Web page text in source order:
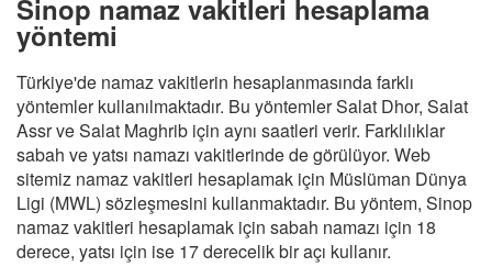
Sinop namaz vakitleri hesaplama
yöntemi
Türkiye'de namaz vakitlerin hesaplanmasında farklı
yöntemler kullanılmaktadır. Bu yöntemler Salat Dhor, Salat
Assr ve Salat Maghrib için aynı saatleri verir. Farklılıklar
sabah ve yatsı namazı vakitlerinde de görülüyor. Web
sitemiz namaz vakitleri hesaplamak için Müslüman Dünya
Ligi (MWL) sözleşmesini kullanmaktadır. Bu yöntem, Sinop
namaz vakitleri hesaplamak için sabah namazı için 18
derece, yatsı için ise 17 derecelik bir açı kullanır.